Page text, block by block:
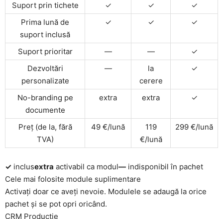
Suport prin tichete
✓ ✓
✓
Prima lună de
suport inclusă
✓ ✓ ✓
Suport prioritar — —
✓
Dezvoltări
personalizate
—
la
cerere
✓
No-branding pe
documente
extra extra ✓
Preț (de la, fără
TVA)
49 €/lună
119
€/lună
299 €/lună
✓ inclusextra activabil ca modul— indisponibil în pachet
Cele mai folosite module suplimentare
Activați doar ce aveți nevoie. Modulele se adaugă la orice
pachet și se pot opri oricând.
CRM Producție